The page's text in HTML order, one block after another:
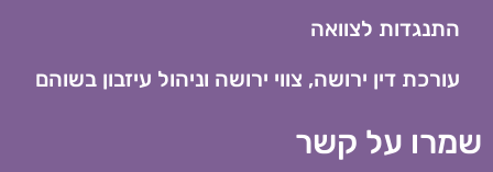
התנגדות לצוואה
עורכת דין ירושה, צווי ירושה וניהול עיזבון בשוהם
על קשר